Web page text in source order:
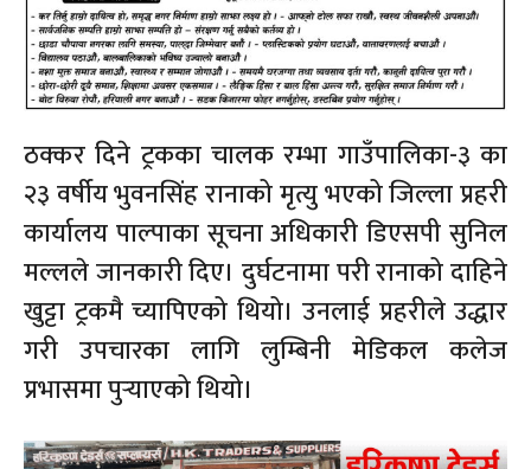
ठक्कर दिने ट्रकका चालक रम्भा गाउँपालिका-३ का
२३ वर्षीय भुवनसिंह रानाको मृत्यु भएको जिल्ला प्रहरी
कार्यालय पाल्पाका सूचना अधिकारी डिएसपी सुनिल
मल्लले जानकारी दिए। दुर्घटनामा परी रानाको दाहिने
खुट्टा ट्रकमै च्यापिएको थियो। उनलाई प्रहरीले उद्धार
गरी उपचारका लागि लुम्बिनी मेडिकल कलेज
प्रभासमा पुर्‍याएको थियो।